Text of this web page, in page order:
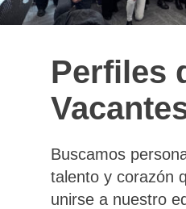
Perfiles
Buscamos
talento y corazón
unirse a nuestro